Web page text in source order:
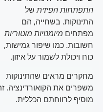
התפתחות הפיזיתשל
התינוקות. בשחייה, הם
מפתחיםמיומנויות מוטוריות
חשובות. כמו שיפור גמישות,
כוח ויכולת לשמור על איזון.
מחקרים מראים שהתינוקות
משפרים את הקואורדינציה. זה
מוסיף לרווחתם הכללית.